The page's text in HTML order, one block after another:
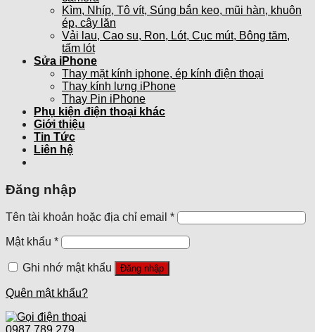
Kìm, Nhíp, Tô vít, Súng bắn keo, mũi hàn, khuôn
ép, cây lăn
Vải lau, Cao su, Ron, Lót, Cục mút, Bông tăm,
tấm lót
Sửa iPhone
Thay mặt kính iphone, ép kính điện thoại
Thay kính lưng iPhone
Thay Pin iPhone
Phụ kiện điện thoại khác
Giới thiệu
Tin Tức
Liên hệ
Đăng nhập
Tên tài khoản hoặc địa chỉ email *
Mật khẩu *
Ghi nhớ mật khẩu Đăng nhập
Quên mật khẩu?
0987.789.279